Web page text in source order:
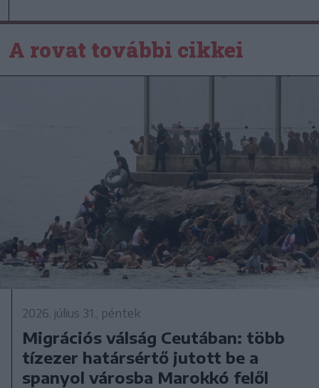
A rovat további cikkei
2026. július 31., péntek
Migrációs válság Ceutában: több
tízezer határsértő jutott be a
spanyol városba Marokkó felől